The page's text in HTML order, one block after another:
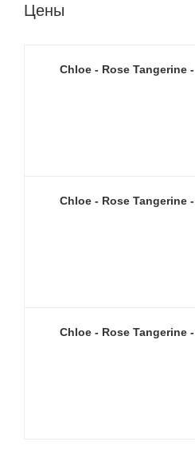
Цены
Chloe - Rose Tangerine
Chloe - Rose Tangerine
Chloe - Rose Tangerine